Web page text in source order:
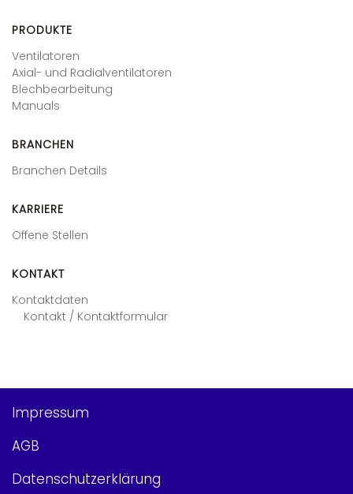
PRODUKTE
Ventilatoren
Axial- und Radialventilatoren
Blechbearbeitung
Manuals
BRANCHEN
Branchen Details
KARRIERE
Offene Stellen
KONTAKT
Kontaktdaten
Kontakt / Kontaktformular
Impressum
AGB
Datenschutzerklärung